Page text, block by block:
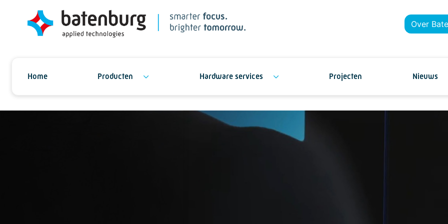
Over
Home Producten Hardware services Projecten Nieuws